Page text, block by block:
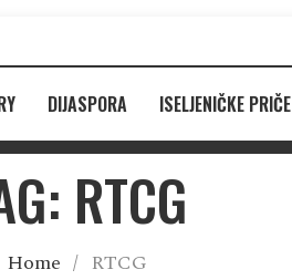
DIJASPORA ISELJENIČKE PRIČE
RTCG
Home / RTCG